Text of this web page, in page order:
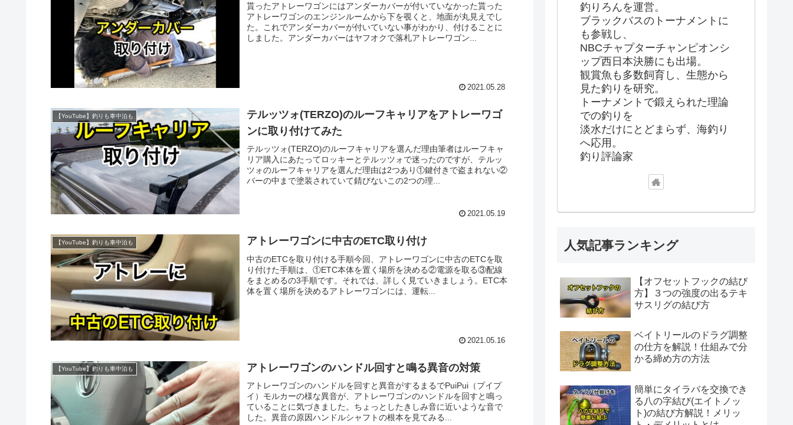
貰ったアトレーワゴンにはアンダーカバーが付いていなかった貰った
アトレーワゴンのエンジンルームから下を覗くと、地面が丸見えでし
た。これでアンダーカバーが付いていない事がわかり、付けることに
しました。アンダーカバーはヤフオクで落札アトレーワゴン...
2021.05.28
【YouTube】釣りも車中泊も
テルッツォ(TERZO)のルーフキャリアをアトレーワゴ
ンに取り付けてみた
テルッツォ(TERZO)のルーフキャリアを選んだ理由筆者はルーフキャ
リア購入にあたってロッキーとテルッツォで迷ったのですが、テルッ
ツォのルーフキャリアを選んだ理由は2つあり①鍵付きで盗まれない②
バーの中まで塗装されていて錆びないこの2つの理...
2021.05.19
【YouTube】釣りも車中泊も アトレーワゴンに中古のETC取り付け
中古のETCを取り付ける手順今回、アトレーワゴンに中古のETCを取
り付けた手順は、①ETC本体を置く場所を決める②電源を取る③配線
をまとめるの3手順です。それでは、詳しく見ていきましょう。ETC本
体を置く場所を決めるアトレーワゴンには、運転...
2021.05.16
【YouTube】釣りも車中泊も アトレーワゴンのハンドル回すと鳴る異音の対策
アトレーワゴンのハンドルを回すと異音がするまるでPuiPui（プイプ
イ）モルカーの様な異音が、アトレーワゴンのハンドルを回すと鳴っ
ていることに気づきました。ちょっとしたきしみ音に近いような音で
した。異音の原因ハンドルシャフトの根本を見てみる...
釣りろんを運営。
ブラックバスのトーナメントに
も参戦し、
NBCチャプターチャンピオンシ
ップ西日本決勝にも出場。
観賞魚も多数飼育し、生態から
見た釣りを研究。
トーナメントで鍛えられた理論
での釣りを
淡水だけにとどまらず、海釣り
へ応用。
釣り評論家
人気記事ランキング
【オフセットフックの結び
方】３つの強度の出るテキ
サスリグの結び方
ベイトリールのドラグ調整
の仕方を解説！仕組みで分
かる締め方の方法
簡単にタイラバを交換でき
る八の字結び(エイトノッ
ト)の結び方解説！メリッ